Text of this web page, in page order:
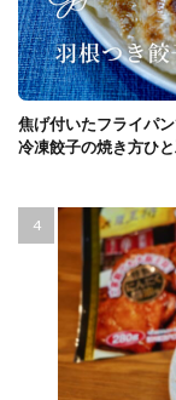
焦げ付いたフライパ
冷凍餃子の焼き方ひ